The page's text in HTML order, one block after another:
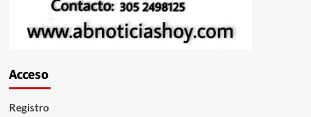
Acceso
Registro